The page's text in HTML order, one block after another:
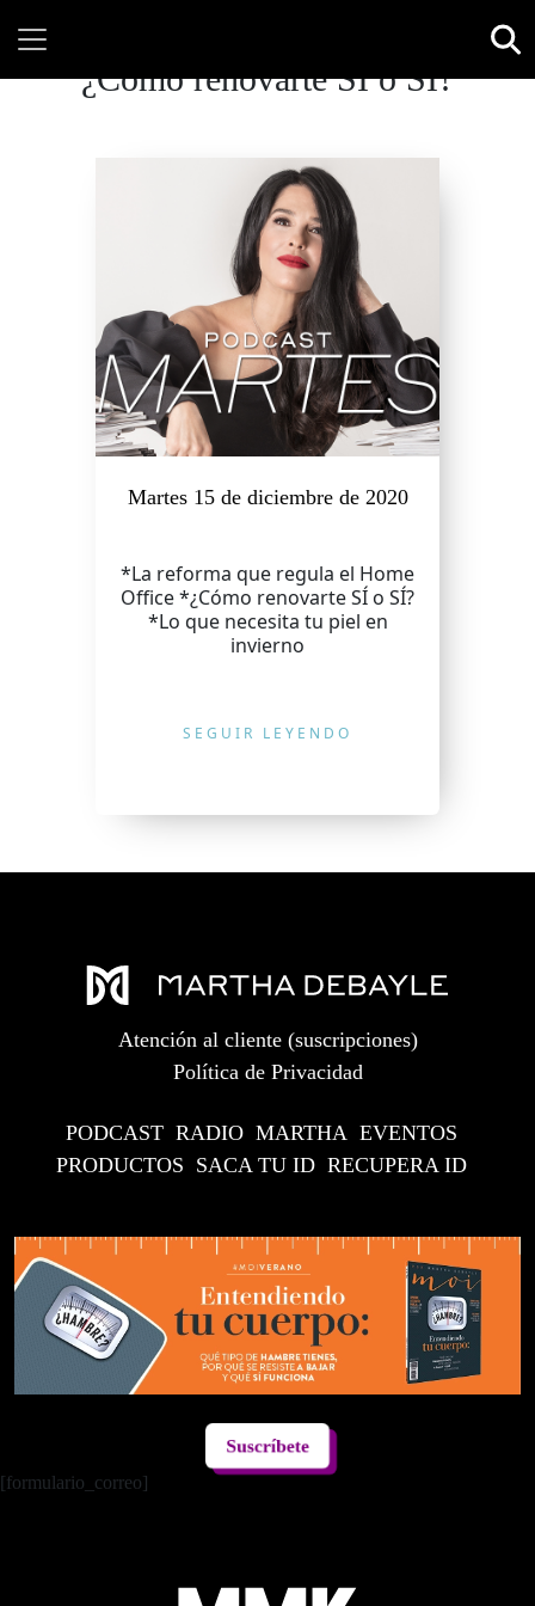
¿Cómo renovarte SÍ o SÍ?
Martes 15 de diciembre de 2020
*La reforma que regula el Home
Office *¿Cómo renovarte SÍ o SÍ?
*Lo que necesita tu piel en
invierno
SEGUIR LEYENDO
Atención al cliente (suscripciones)
Política de Privacidad
PODCAST RADIO MARTHA EVENTOS
PRODUCTOS SACA TU ID RECUPERA ID
Suscríbete
[formulario_correo]